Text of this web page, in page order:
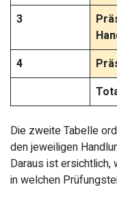
3
4
Die zweite Tabelle
den jeweiligen
Daraus ist
in welchen